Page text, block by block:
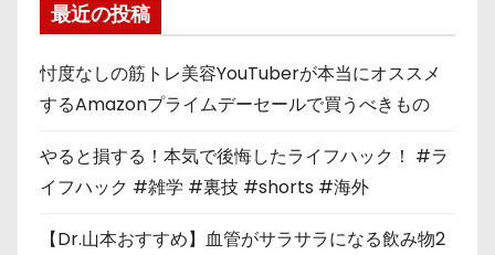
最近の投稿
忖度なしの筋トレ美容YouTuberが本当にオススメ
するAmazonプライムデーセールで買うべきもの
やると損する！本気で後悔したライフハック！ #ラ
イフハック #雑学 #裏技 #shorts #海外
【Dr.山本おすすめ】血管がサラサラになる飲み物2